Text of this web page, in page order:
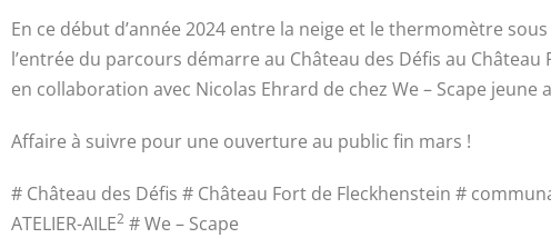
En ce début d’année 2024 entre la neige et le thermomètre
l’entrée du parcours démarre au Château des Défis au
en collaboration avec Nicolas Ehrard de chez We – Scape jeune
Affaire à suivre pour une ouverture au public fin mars !
# Château des Défis # Château Fort de Fleckhenstein #
ATELIER-AILE2 # We – Scape